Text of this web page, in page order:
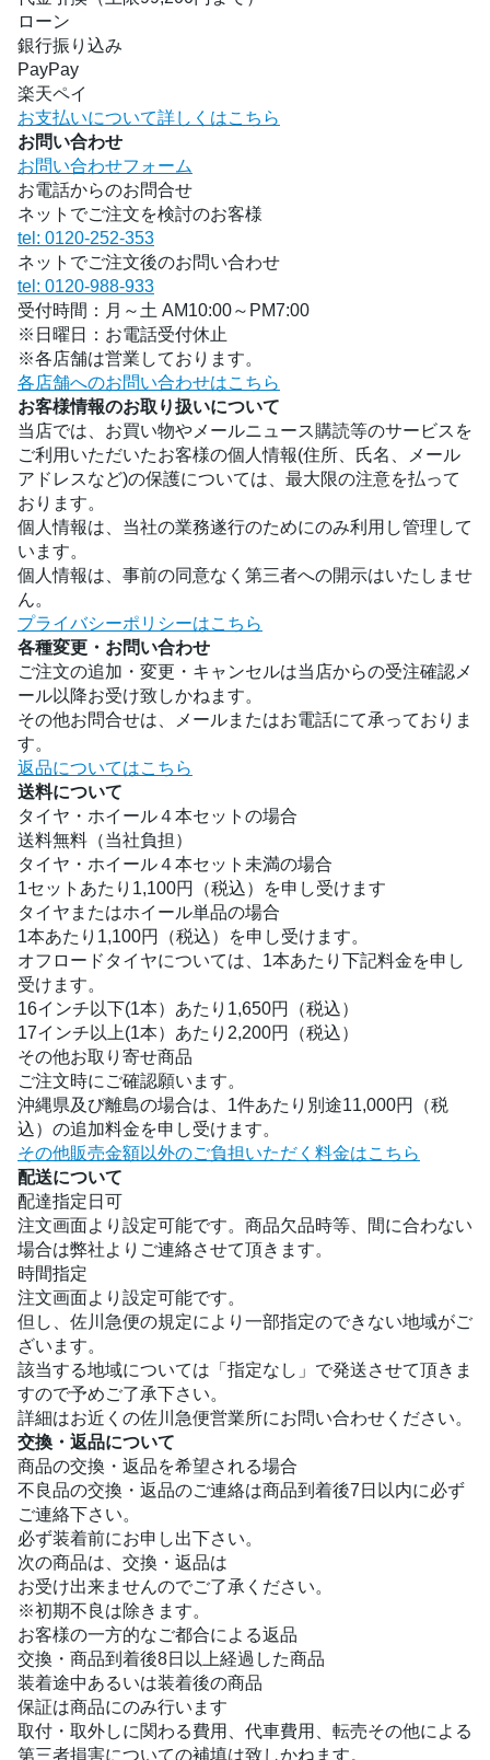
ローン
銀行振り込み
PayPay
楽天ペイ
お支払いについて詳しくはこちら
お問い合わせ
お問い合わせフォーム
お電話からのお問合せ
ネットでご注文を検討のお客様
tel: 0120-252-353
ネットでご注文後のお問い合わせ
tel: 0120-988-933
受付時間：月～土 AM10:00～PM7:00
※日曜日：お電話受付休止
※各店舗は営業しております。
各店舗へのお問い合わせはこちら
お客様情報のお取り扱いについて
当店では、お買い物やメールニュース購読等のサービスを
ご利用いただいたお客様の個人情報(住所、氏名、メール
アドレスなど)の保護については、最大限の注意を払って
おります。
個人情報は、当社の業務遂行のためにのみ利用し管理して
います。
個人情報は、事前の同意なく第三者への開示はいたしませ
ん。
プライバシーポリシーはこちら
各種変更・お問い合わせ
ご注文の追加・変更・キャンセルは当店からの受注確認メ
ール以降お受け致しかねます。
その他お問合せは、メールまたはお電話にて承っておりま
す。
返品についてはこちら
送料について
タイヤ・ホイール４本セットの場合
送料無料（当社負担）
タイヤ・ホイール４本セット未満の場合
1セットあたり1,100円（税込）を申し受けます
タイヤまたはホイール単品の場合
1本あたり1,100円（税込）を申し受けます。
オフロードタイヤについては、1本あたり下記料金を申し
受けます。
16インチ以下(1本）あたり1,650円（税込）
17インチ以上(1本）あたり2,200円（税込）
その他お取り寄せ商品
ご注文時にご確認願います。
沖縄県及び離島の場合は、1件あたり別途11,000円（税
込）の追加料金を申し受けます。
その他販売金額以外のご負担いただく料金はこちら
配送について
配達指定日可
注文画面より設定可能です。商品欠品時等、間に合わない
場合は弊社よりご連絡させて頂きます。
時間指定
注文画面より設定可能です。
但し、佐川急便の規定により一部指定のできない地域がご
ざいます。
該当する地域については「指定なし」で発送させて頂きま
すので予めご了承下さい。
詳細はお近くの佐川急便営業所にお問い合わせください。
交換・返品について
商品の交換・返品を希望される場合
不良品の交換・返品のご連絡は商品到着後7日以内に必ず
ご連絡下さい。
必ず装着前にお申し出下さい。
次の商品は、交換・返品は
お受け出来ませんのでご了承ください。
※初期不良は除きます。
お客様の一方的なご都合による返品
交換・商品到着後8日以上経過した商品
装着途中あるいは装着後の商品
保証は商品にのみ行います
取付・取外しに関わる費用、代車費用、転売その他による
第三者損害についての補填は致しかねます。